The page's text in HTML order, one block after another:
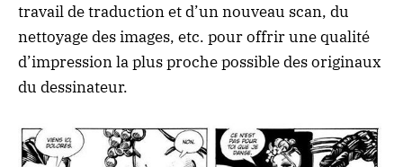
travail de traduction et d’un nouveau scan, du
nettoyage des images, etc. pour offrir une qualité
d’impression la plus proche possible des originaux
du dessinateur.